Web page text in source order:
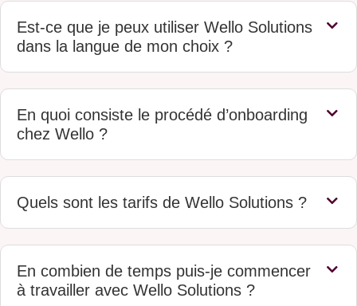
Est-ce que je peux utiliser Wello Solutions
dans la langue de mon choix ?
En quoi consiste le procédé d’onboarding
chez Wello ?
Quels sont les tarifs de Wello Solutions ?
En combien de temps puis-je commencer
à travailler avec Wello Solutions ?